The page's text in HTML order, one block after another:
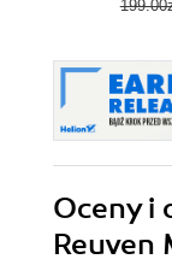
Oceny i
Reuven